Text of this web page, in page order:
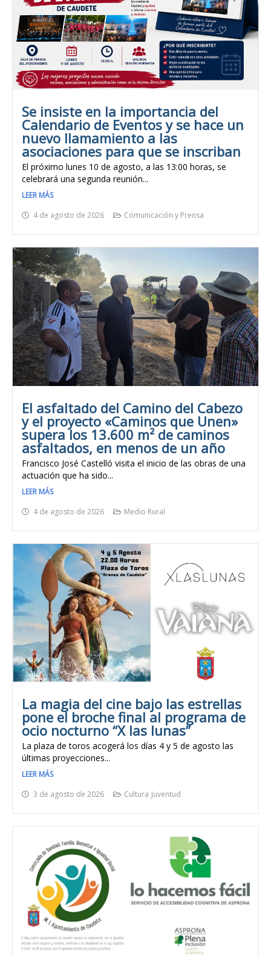
Se insiste en la importancia del
Calendario de Eventos y se hace un
nuevo llamamiento a las
asociaciones para que se inscriban
El próximo lunes 10 de agosto, a las 13:00 horas, se
celebrará una segunda reunión...
LEER MÁS
4 de agosto de 2026
Comunicación y Prensa
El asfaltado del Camino del Cabezo
y el proyecto «Caminos que Unen»
supera los 13.600 m² de caminos
asfaltados, en menos de un año
Francisco José Castelló visita el inicio de las obras de una
actuación que ha sido...
LEER MÁS
4 de agosto de 2026
Medio Rural
La magia del cine bajo las estrellas
pone el broche final al programa de
ocio nocturno “X las lunas”
La plaza de toros acogerá los días 4 y 5 de agosto las
últimas proyecciones...
LEER MÁS
3 de agosto de 2026
Cultura Juventud